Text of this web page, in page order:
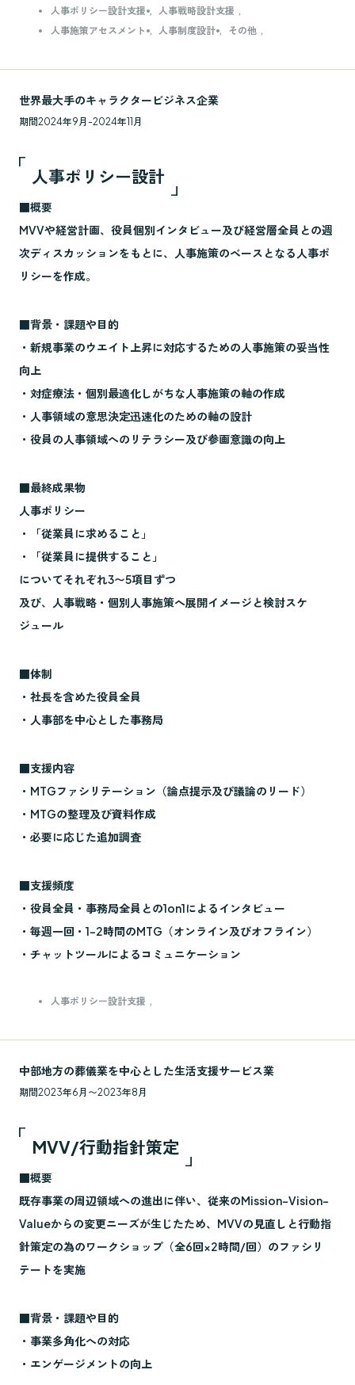
人事ポリシー設計支援
人事戦略設計支援
人事施策アセスメント
人事制度設計 その他
世界最大手のキャラクタービジネス企業
期間2024年9月-2024年11月
人事ポリシー設計
■概要
MVVや経営計画、役員個別インタビュー及び経営層全員との週
次ディスカッションをもとに、人事施策のベースとなる人事ポ
リシーを作成。
■背景・課題や目的
・新規事業のウエイト上昇に対応するための人事施策の妥当性
向上
・対症療法・個別最適化しがちな人事施策の軸の作成
・人事領域の意思決定迅速化のための軸の設計
・役員の人事領域へのリテラシー及び参画意識の向上
■最終成果物
人事ポリシー
・「従業員に求めること」
・「従業員に提供すること」
についてそれぞれ3〜5項目ずつ
及び、人事戦略・個別人事施策へ展開イメージと検討スケ
ジュール
■体制
・社長を含めた役員全員
・人事部を中心とした事務局
■支援内容
・MTGファシリテーション（論点提示及び議論のリード）
・MTGの整理及び資料作成
・必要に応じた追加調査
■支援頻度
・役員全員・事務局全員との1on1によるインタビュー
・毎週一回・1-2時間のMTG（オンライン及びオフライン）
・チャットツールによるコミュニケーション
人事ポリシー設計支援
中部地方の葬儀業を中心とした生活支援サービス業
期間2023年6月〜2023年8月
MVV/行動指針策定
■概要
既存事業の周辺領域への進出に伴い、従来のMission-Vision-
Valueからの変更ニーズが生じたため、MVVの見直しと行動指
針策定の為のワークショップ（全6回×2時間/回）のファシリ
テートを実施
■背景・課題や目的
・事業多角化への対応
・エンゲージメントの向上